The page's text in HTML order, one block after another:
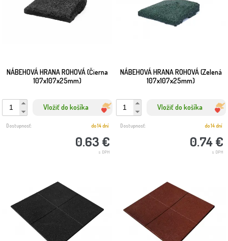
NÁBEHOVÁ HRANA ROHOVÁ (Čierna
107x107x25mm)
Vložiť do košíka
0.63 €
s DPH
Dostupnosť: do 14 dní
NÁBEHOVÁ HRANA ROHOVÁ (Zelená
107x107x25mm)
Vložiť do košíka
0.74 €
s DPH
Dostupnosť: do 14 dní